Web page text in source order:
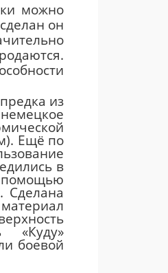
можно
он
из
Ещё по
в
помощью
Сделана
«Куду»
боевой